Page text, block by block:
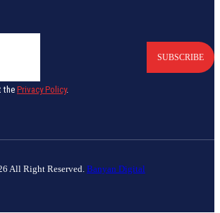
SUBSCRIBE
thePrivacy Policy.
All Right Reserved. Banyan Digital